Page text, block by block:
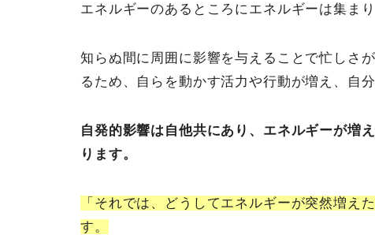
エネルギーのあるところにエネルギーは集まり
知らぬ間に周囲に影響を与えることで忙しさ
るため、自らを動かす活力や行動が増え、自
自発的影響は自他共にあり、エネルギーが増
ります。
「それでは、どうしてエネルギーが突然増え
す。